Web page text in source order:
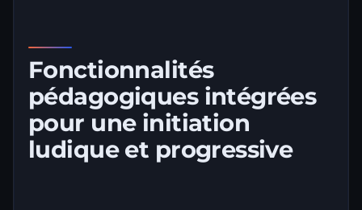
Fonctionnalités
pédagogiques intégrées
pour une initiation
ludique et progressive